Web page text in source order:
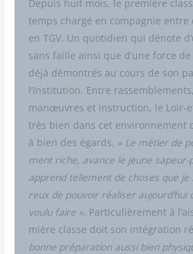
Depuis huit mois, le pre­mière
temps char­gé en com­pa­gnie entre
en TGV. Un quo­ti­dien qui dénote
sans faille ain­si que d’une force de
déjà démon­trés au cours de son
l’Institution. Entre
manœuvres et ins­truc­tion, le Loir-
très bien dans cet envi­ron­ne­ment
à bien des égards. « Le métier de
ment riche, avance le jeune sapeur-
apprend tel­le­ment de choses que
reux de pou­voir réa­li­ser aujourd’hui
vou­lu faire ». Par­ti­cu­liè­re­ment à
mière classe doit son inté­gra­tion
bonne pré­pa­ra­tion aus­si bien